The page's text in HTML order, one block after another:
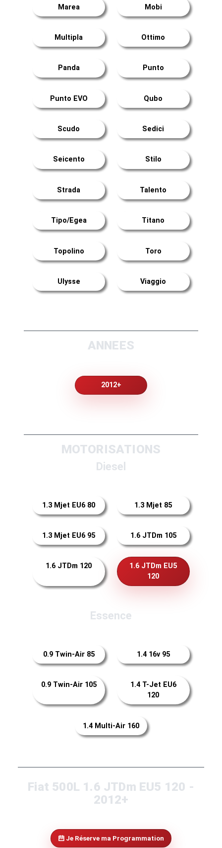
Marea Mobi
Multipla Ottimo
Panda Punto
Punto EVO Qubo
Scudo Sedici
Seicento Stilo
Strada Talento
Tipo/Egea Titano
Topolino Toro
Ulysse Viaggio
ANNEES
2012+
MOTORISATIONS
Diesel
1.3 Mjet EU6 80 1.3 Mjet 85
1.3 Mjet EU6 95 1.6 JTDm 105
1.6 JTDm 120
1.6 JTDm EU5
120
Essence
0.9 Twin-Air 85 1.4 16v 95
0.9 Twin-Air 105
1.4 T-Jet EU6
120
1.4 Multi-Air 160
Fiat 500L 1.6 JTDm EU5 120 -
2012+
Je Réserve ma Programmation